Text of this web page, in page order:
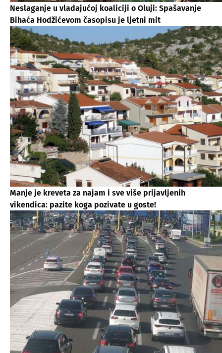
Neslaganje u vladajućoj koaliciji o Oluji: Spašavanje
Bihaća Hodžićevom časopisu je ljetni mit
Manje je kreveta za najam i sve više prijavljenih
vikendica: pazite koga pozivate u goste!